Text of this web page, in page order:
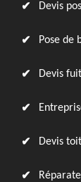
Devis
Pose de
Devis
Devis